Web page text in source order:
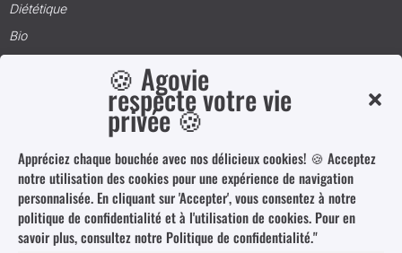
🍪 Agovie
respecte votre vie
privée 🍪
Appréciez chaque bouchée avec nos délicieux cookies! 🍪 Acceptez
notre utilisation des cookies pour une expérience de navigation
personnalisée. En cliquant sur 'Accepter', vous consentez à notre
politique de confidentialité et à l'utilisation de cookies. Pour en
savoir plus, consultez notre Politique de confidentialité."
Diététique
Bio
Informations
Conditions Générales d’Utilisation
Conditions Générales de Vente
Politique de confidentialité
Mentions Légales